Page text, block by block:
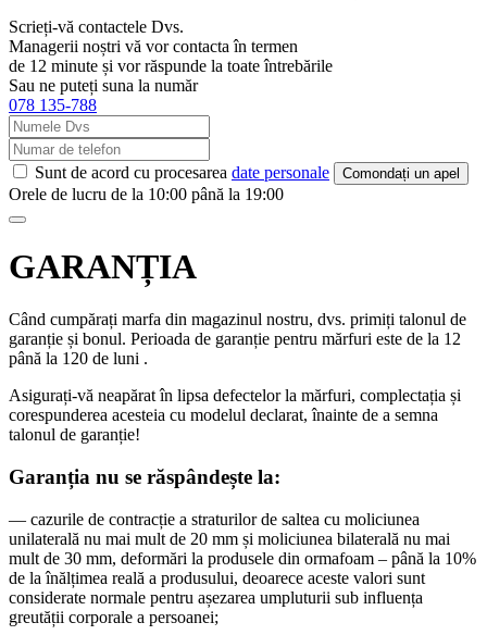
Scrieți-vă contactele Dvs.
Managerii noștri vă vor contacta în termen
de 12 minute și vor răspunde la toate întrebările
Sau ne puteți suna la număr
078 135-788
Sunt de acord cu procesarea date personale Comondați un apel
Orele de lucru de la 10:00 până la 19:00
GARANȚIA
Când cumpărați marfa din magazinul nostru, dvs. primiți talonul de
garanție și bonul. Perioada de garanție pentru mărfuri este de la 12
până la 120 de luni .
Asigurați-vă neapărat în lipsa defectelor la mărfuri, complectația și
corespunderea acesteia cu modelul declarat, înainte de a semna
talonul de garanție!
Garanția nu se răspândește la:
— cazurile de contracție a straturilor de saltea cu moliciunea
unilaterală nu mai mult de 20 mm și moliciunea bilaterală nu mai
mult de 30 mm, deformări la produsele din ormafoam – până la 10%
de la înălțimea reală a produsului, deoarece aceste valori sunt
considerate normale pentru așezarea umpluturii sub influența
greutății corporale a persoanei;